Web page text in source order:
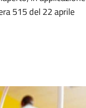
515 del 22 aprile